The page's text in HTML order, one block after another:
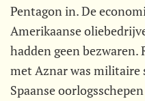
Pentagon in. De
Amerikaanse
hadden geen bezwaren.
met Aznar was militaire
Spaanse